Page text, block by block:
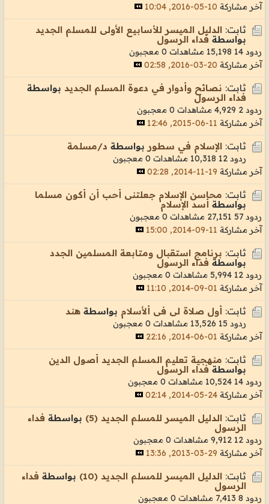
آخر مشاركة 10-05-2016, 10:04
ثابت: الدليل الميسر للأسابيع الأولى للمسلم الجديد
بواسطة فداء الرسول
ردود 14 15,198 مشاهدات
0 معجبون
آخر مشاركة 20-03-2016, 02:58
ثابت: نصائح وأدوار في دعوة المسلم الجديد بواسطة
فداء الرسول
ردود 2 4,929 مشاهدات
0 معجبون
آخر مشاركة 11-06-2015, 12:46
ثابت: الإسلام في سطور بواسطة د/مسلمة
ردود 12 10,318 مشاهدات
0 معجبون
آخر مشاركة 19-11-2014, 02:28
ثابت: محاسن الإسلام جعلتنى أحب أن أكون مسلما
بواسطة أسد الإسلام
ردود 57 27,151 مشاهدات
0 معجبون
آخر مشاركة 11-09-2014, 15:00
ثابت: برنامج استقبال ومتابعة المسلمين الجدد
بواسطة فداء الرسول
ردود 12 5,994 مشاهدات
0 معجبون
آخر مشاركة 01-09-2014, 11:10
ثابت: أول صلاة لى فى ألأسلام بواسطة هند
ردود 15 13,526 مشاهدات
0 معجبون
آخر مشاركة 01-06-2014, 22:16
ثابت: منهجية تعليم المسلم الجديد أصول الدين
بواسطة فداء الرسول
ردود 14 10,524 مشاهدات
0 معجبون
آخر مشاركة 24-05-2014, 02:14
ثابت: الدليل الميسر للمسلم الجديد (5) بواسطة فداء
الرسول
ردود 12 9,912 مشاهدات
0 معجبون
آخر مشاركة 29-03-2013, 13:36
ثابت: الدليل الميسر للمسلم الجديد (10) بواسطة فداء
الرسول
ردود 8 7,413 مشاهدات 0 معجبون